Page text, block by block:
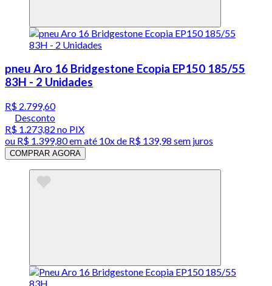
pneu Aro 16 Bridgestone Ecopia EP150 185/55
83H - 2 Unidades
R$ 2.799,60
Desconto
R$ 1.273,82 no PIX
ou R$ 1.399,80em até 10x de R$ 139,98 sem juros
COMPRAR AGORA